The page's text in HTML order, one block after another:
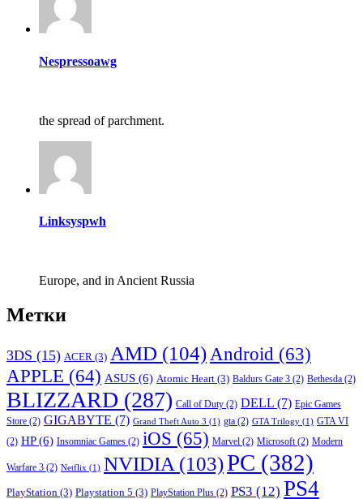
Nespressoawg
the spread of parchment.
Linksyspwh
Europe, and in Ancient Russia
Метки
3DS (15) ACER (3) AMD (104)Android (63)
APPLE (64) ASUS (6) Atomic Heart (3) Baldurs Gate 3 (2) Bethesda (2)
BLIZZARD (287) Call of Duty (2) DELL (7) Epic Games
Store (2) GIGABYTE (7) Grand Theft Auto 3 (1) gta (2) GTA Trilogy (1) GTA VI
(2) HP(6) Insomniac Games (2) iOS (65) Marvel (2) Microsoft(2) Modern
Warfare 3 (2) Netflix (1) NVIDIA (103)PC (382)
PlayStation (3) Playstation 5 (3) PlayStation Plus (2) PS3 (12) PS4